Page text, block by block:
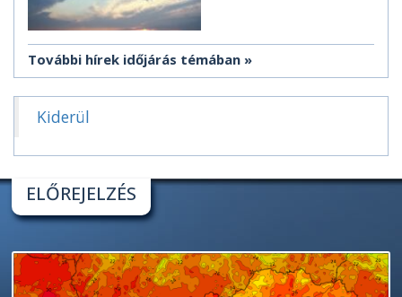
További hírek időjárás témában
Kiderül
ELŐREJELZÉS